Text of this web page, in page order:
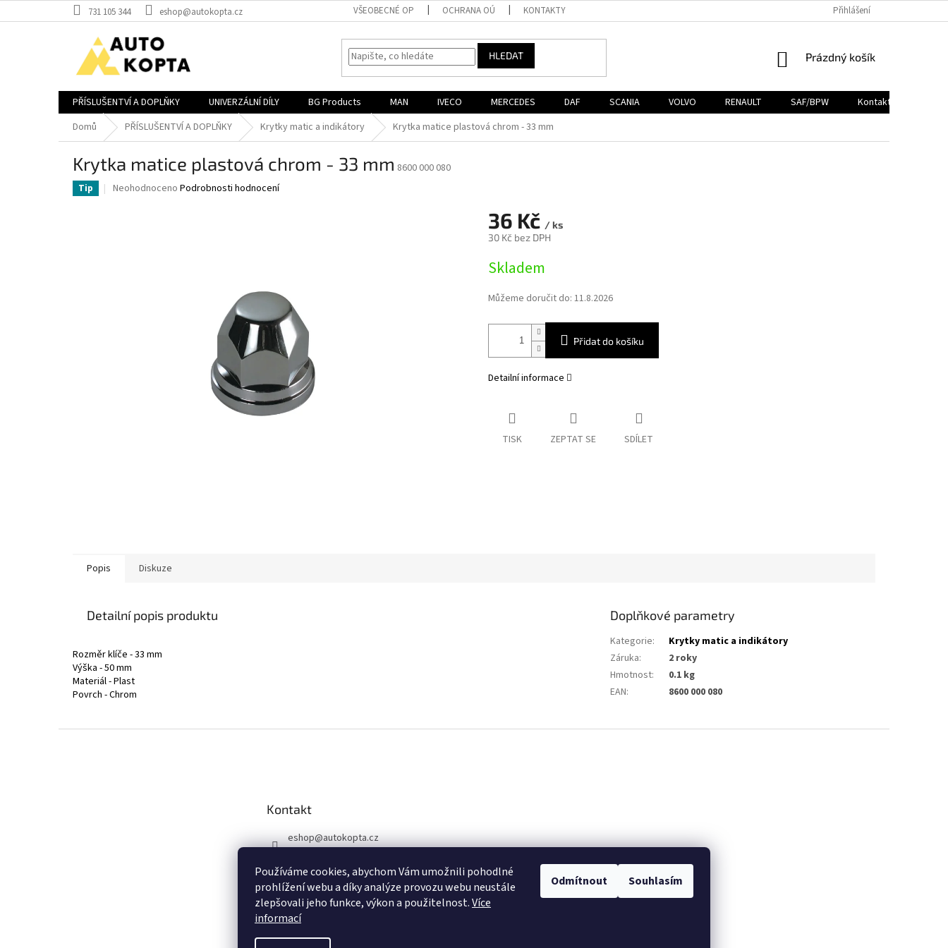
Používáme cookies, abychom Vám umožnili pohodlné
prohlížení webu a díky analýze provozu webu neustále
zlepšovali jeho funkce, výkon a použitelnost.Více
informací
Odmítnout Souhlasím
na
731 105 344 eshop@autokopta.cz VŠEOBECNÉ OP OCHRANA OÚ KONTAKTY Přihlášení
HLEDAT
NÁKUPNÍ
Prázdný košík
PŘÍSLUŠENTVÍ A DOPLŇKY UNIVERZÁLNÍ DÍLY BG Products MAN IVECO MERCEDES DAF SCANIA VOLVO RENAULT SAF/BPW
Kontakty
Domů
PŘÍSLUŠENTVÍ A DOPLŇKY Krytky matic a indikátory Krytka matice plastová chrom - 33 mm
Krytka matice plastová chrom - 33 mm 8600 000 080
Tip
Průměrné
Neohodnoceno Podrobnosti hodnocení
36 Kč / ks
30 Kč bez DPH
cena:
Skladem
Můžeme doručit do: 11.8.2026
Přidat do košíku
Detailní informace
TISK ZEPTAT SE SDÍLET
Popis Diskuze
Detailní popis produktu
Rozměr klíče - 33 mm
Výška - 50 mm
Materiál - Plast
Povrch - Chrom
Doplňkové parametry
Kategorie:
Krytky matic a indikátory
Záruka:
2 roky
Hmotnost:
0.1 kg
EAN: 8600 000 080
Kontakt
eshop@autokopta.cz
Sledujte nás na Facebook
u!
auto_kopta